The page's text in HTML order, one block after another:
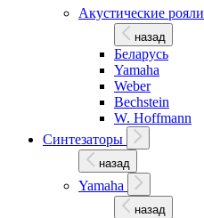
Акустические рояли
назад
Беларусь
Yamaha
Weber
Bechstein
W. Hoffmann
Синтезаторы
назад
Yamaha
назад